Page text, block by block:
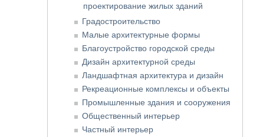
проектирование жилых зданий
Градостроительство
Малые архитектурные формы
Благоустройство городской среды
Дизайн архитектурной среды
Ландшафтная архитектура и дизайн
Рекреационные комплексы и объекты
Промышленные здания и сооружения
Общественный интерьер
Частный интерьер